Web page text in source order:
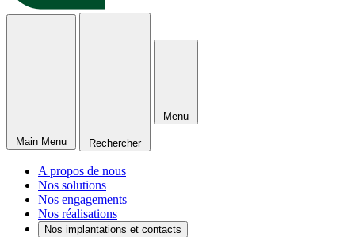
Main Menu Rechercher
Menu
A propos de nous
Nos solutions
Nos engagements
Nos réalisations
Nos implantations et contacts